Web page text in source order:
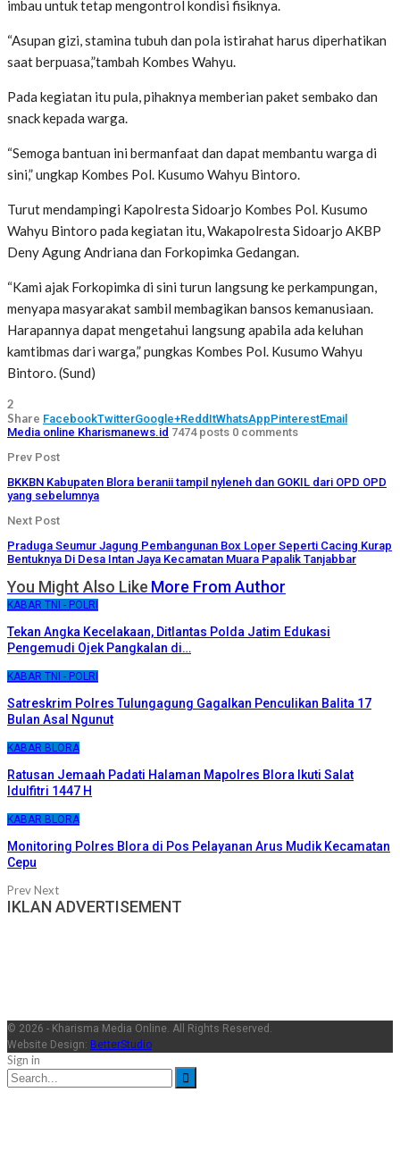
imbau untuk tetap mengontrol kondisi fisiknya.
“Asupan gizi, stamina tubuh dan pola istirahat harus diperhatikan
saat berpuasa,”tambah Kombes Wahyu.
Pada kegiatan itu pula, pihaknya memberian paket sembako dan
snack kepada warga.
“Semoga bantuan ini bermanfaat dan dapat membantu warga di
sini,” ungkap Kombes Pol. Kusumo Wahyu Bintoro.
Turut mendampingi Kapolresta Sidoarjo Kombes Pol. Kusumo
Wahyu Bintoro pada kegiatan itu, Wakapolresta Sidoarjo AKBP
Deny Agung Andriana dan Forkopimka Gedangan.
“Kami ajak Forkopimka di sini turun langsung ke perkampungan,
menyapa masyarakat sambil membagikan bansos kemanusiaan.
Harapannya dapat mengetahui langsung apabila ada keluhan
kamtibmas dari warga,” pungkas Kombes Pol. Kusumo Wahyu
Bintoro. (Sund)
2
Share FacebookTwitterGoogle+ReddItWhatsAppPinterestEmail
Media online Kharismanews.id 7474 posts 0 comments
Prev Post
BKKBN Kabupaten Blora beranii tampil nyleneh dan GOKIL dari OPD OPD
yang sebelumnya
Next Post
Praduga Seumur Jagung Pembangunan Box Loper Seperti Cacing Kurap
Bentuknya Di Desa Intan Jaya Kecamatan Muara Papalik Tanjabbar
You Might Also Like More From Author
KABAR TNI - POLRI
Tekan Angka Kecelakaan, Ditlantas Polda Jatim Edukasi
Pengemudi Ojek Pangkalan di…
KABAR TNI - POLRI
Satreskrim Polres Tulungagung Gagalkan Penculikan Balita 17
Bulan Asal Ngunut
KABAR BLORA
Ratusan Jemaah Padati Halaman Mapolres Blora Ikuti Salat
Idulfitri 1447 H
KABAR BLORA
Monitoring Polres Blora di Pos Pelayanan Arus Mudik Kecamatan
Cepu
PrevNext
IKLAN ADVERTISEMENT
© 2026 - Kharisma Media Online. All Rights Reserved.
Website Design: BetterStudio
Sign in